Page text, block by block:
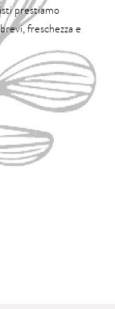
prestiamo
freschezza e